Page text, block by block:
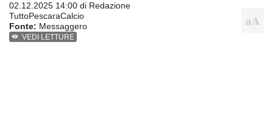
02.12.2025 14:00 di Redazione
TuttoPescaraCalcio
Fonte: Messaggero
VEDI LETTURE